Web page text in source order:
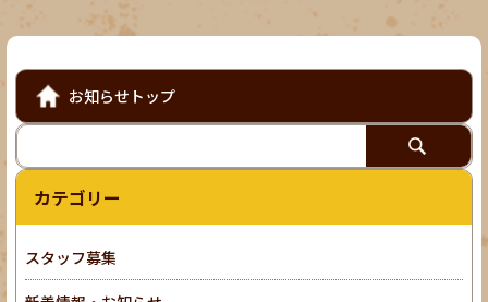
お知らせトップ
カテゴリー
スタッフ募集